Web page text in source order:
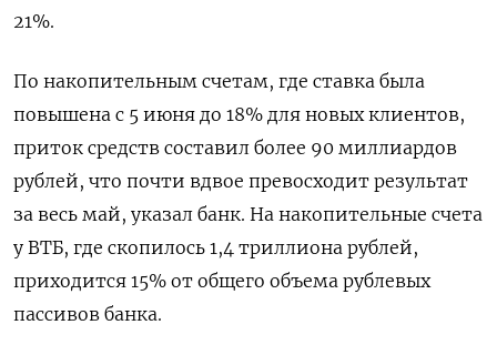
21%.
По накопительным счетам, где ставка была
повышена с 5 июня до 18% для новых клиентов,
приток средств составил более 90 миллиардов
рублей, что почти вдвое превосходит результат
за весь май, указал банк. На накопительные счета
у ВТБ, где скопилось 1,4 триллиона рублей,
приходится 15% от общего объема рублевых
пассивов банка.